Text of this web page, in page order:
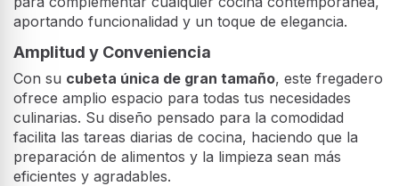
aportando funcionalidad y un toque de elegancia.
Amplitud y Conveniencia
Con su cubeta única de gran tamaño, este fregadero
ofrece amplio espacio para todas tus necesidades
culinarias. Su diseño pensado para la comodidad
facilita las tareas diarias de cocina, haciendo que la
preparación de alimentos y la limpieza sean más
eficientes y agradables.